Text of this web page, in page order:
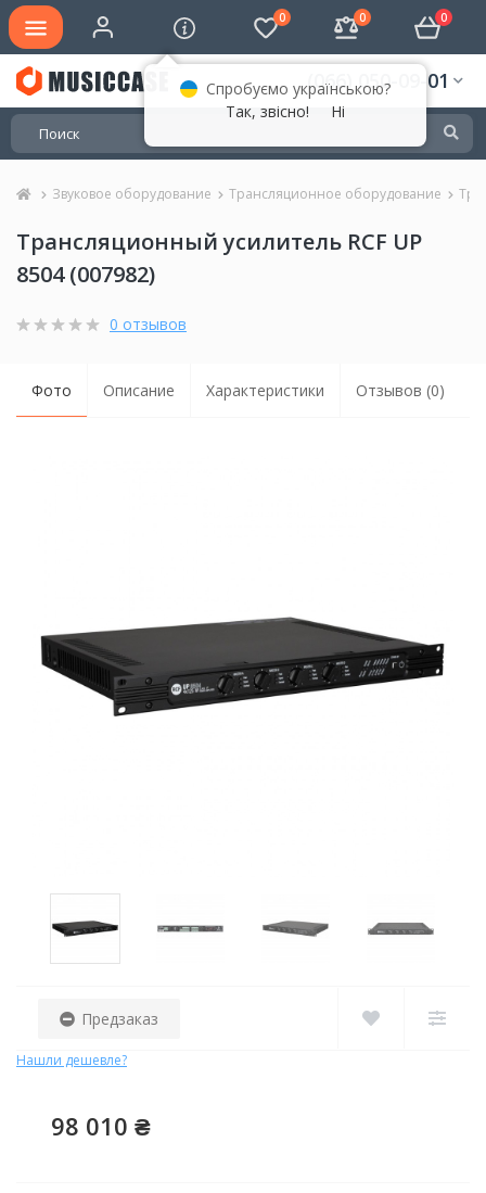
0 0 0
(066) 050-09-01
Звуковое оборудование Трансляционное оборудование
Трансляционный усилитель RCF UP
8504 (007982)
0 отзывов
Фото Описание Характеристики Отзывов (0)
Предзаказ
Нашли дешевле?
98 010 ₴
Спробуємо українською?
Так, звісно!
Ні